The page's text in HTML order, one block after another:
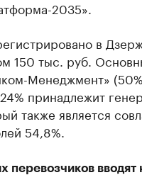
2035».
в
150 тыс. руб.
Менеджмент»
принадлежит
также является
54,8%.
перевозчиков